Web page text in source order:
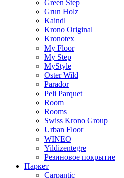
Green Step
Grun Holz
Kaindl
Krono Original
Kronotex
My Floor
My Step
MyStyle
Oster Wild
Parador
Peli Parquet
Room
Rooms
Swiss Krono Group
Urban Floor
WINEO
Yildizentegre
Резиновое покрытие
Паркет
Carpantic